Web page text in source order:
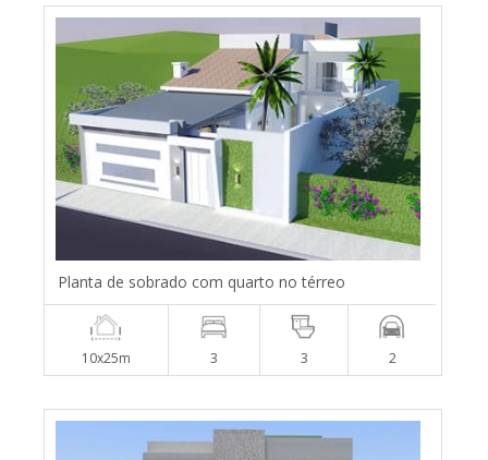
Planta de sobrado com quarto no térreo
10x25m 3 3 2